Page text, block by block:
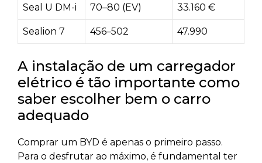
Seal U DM-i 70–80 (EV) 33.160 €
Sealion 7 456–502 47.990
A instalação de um carregador
elétrico é tão importante como
saber escolher bem o carro
adequado
Comprar um BYD é apenas o primeiro passo.
Para o desfrutar ao máximo, é fundamental ter